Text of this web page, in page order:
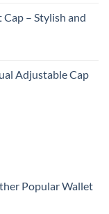
– Stylish and
Adjustable Cap
Popular Wallet